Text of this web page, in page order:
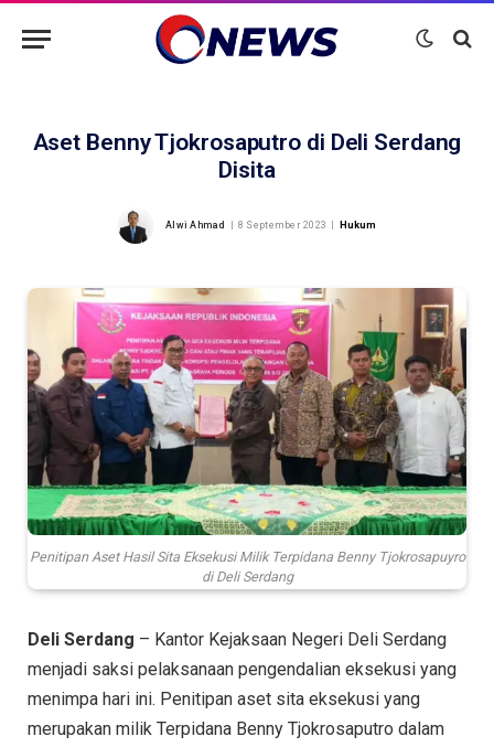
Aset Benny Tjokrosaputro di Deli Serdang
Disita
Alwi Ahmad 8 September 2023 Hukum
Penitipan Aset Hasil Sita Eksekusi Milik Terpidana Benny Tjokrosapuyro
di Deli Serdang
Deli Serdang – Kantor Kejaksaan Negeri Deli Serdang
menjadi saksi pelaksanaan pengendalian eksekusi yang
menimpa hari ini. Penitipan aset sita eksekusi yang
merupakan milik Terpidana Benny Tjokrosaputro dalam